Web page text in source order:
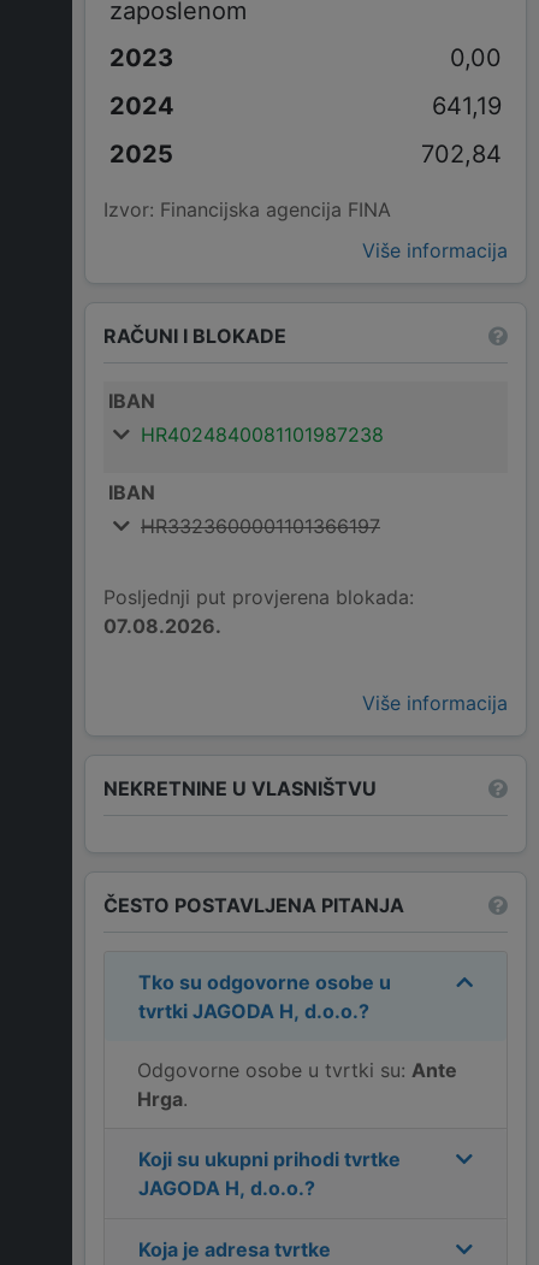
zaposlenom
0,00
641,19
702,84
Izvor: Financijska agencija FINA
Više informacija
RAČUNI I BLOKADE
IBAN
HR4024840081101987238
IBAN
HR3323600001101366197
Posljednji put provjerena blokada:
07.08.2026.
Više informacija
NEKRETNINE U VLASNIŠTVU
ČESTO POSTAVLJENA PITANJA
Tko su odgovorne osobe u
tvrtki JAGODA H, d.o.o.?
Odgovorne osobe u tvrtki su: Ante
Hrga.
Koji su ukupni prihodi tvrtke
JAGODA H, d.o.o.?
Koja je adresa tvrtke